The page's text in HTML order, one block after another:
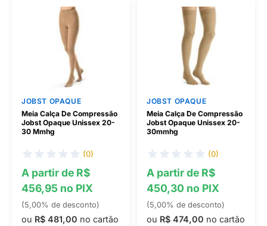
JOBST OPAQUE
Meia Calça De Compressão
Jobst Opaque Unissex 20-
30 Mmhg
(0)
A partir de R$
456,95 no PIX
(5,00% de desconto)
ou R$ 481,00 no cartão
JOBST OPAQUE
Meia Calça De Compressão
Jobst Opaque Unissex 20-
30mmhg
(0)
A partir de R$
450,30 no PIX
(5,00% de desconto)
ou R$ 474,00 no cartão